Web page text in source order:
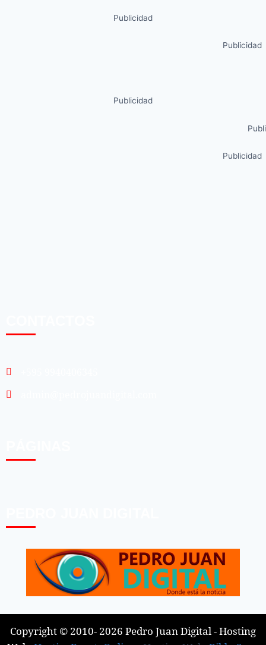
Publicidad
Publicidad
Publicidad
Publicidad
Copyright © 2010- 2026 Pedro Juan Digital - Hosting